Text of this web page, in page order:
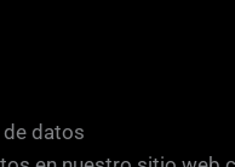
datos